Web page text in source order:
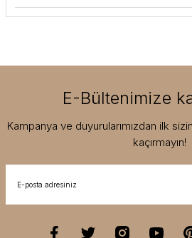
E-Bültenimize
Kampanya ve duyurularımızdan ilk
kaçırmayın!